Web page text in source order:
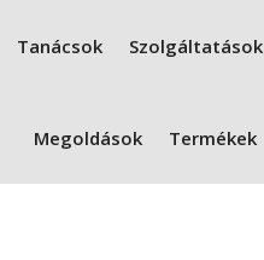
Tanácsok Szolgáltatások
Megoldások Termékek